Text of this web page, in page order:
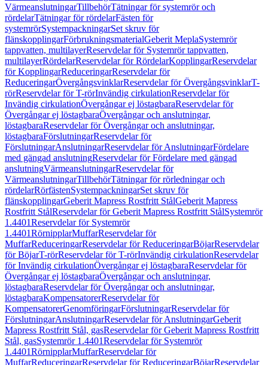
VärmeanslutningarTillbehörTätningar för systemrör och
rördelarTätningar för rördelarFästen för
systemrörSystempackningarSet skruv för
flänskopplingarFörbrukningsmaterialGeberit MeplaSystemrör
tappvatten, multilayerReservdelar för Systemrör tappvatten,
multilayerRördelarReservdelar för RördelarKopplingarReservdelar
för KopplingarReduceringarReservdelar för
ReduceringarÖvergångsvinklarReservdelar för ÖvergångsvinklarT-
rörReservdelar för T-rörInvändig cirkulationReservdelar för
Invändig cirkulationÖvergångar ej löstagbaraReservdelar för
Övergångar ej löstagbaraÖvergångar och anslutningar,
löstagbaraReservdelar för Övergångar och anslutningar,
löstagbaraFörslutningarReservdelar för
FörslutningarAnslutningarReservdelar för AnslutningarFördelare
med gängad anslutningReservdelar för Fördelare med gängad
anslutningVärmeanslutningarReservdelar för
VärmeanslutningarTillbehörTätningar för rörledningar och
rördelarRörfästenSystempackningarSet skruv för
flänskopplingarGeberit Mapress Rostfritt StålGeberit Mapress
Rostfritt StålReservdelar för Geberit Mapress Rostfritt StålSystemrör
1.4401Reservdelar för Systemrör
1.4401RörnipplarMuffarReservdelar för
MuffarReduceringarReservdelar för ReduceringarBöjarReservdelar
för BöjarT-rörReservdelar för T-rörInvändig cirkulationReservdelar
för Invändig cirkulationÖvergångar ej löstagbaraReservdelar för
Övergångar ej löstagbaraÖvergångar och anslutningar,
löstagbaraReservdelar för Övergångar och anslutningar,
löstagbaraKompensatorerReservdelar för
KompensatorerGenomföringarFörslutningarReservdelar för
FörslutningarAnslutningarReservdelar för AnslutningarGeberit
Mapress Rostfritt Stål, gasReservdelar för Geberit Mapress Rostfritt
Stål, gasSystemrör 1.4401Reservdelar för Systemrör
1.4401RörnipplarMuffarReservdelar för
MuffarReduceringarReservdelar för ReduceringarBöjarReservdelar